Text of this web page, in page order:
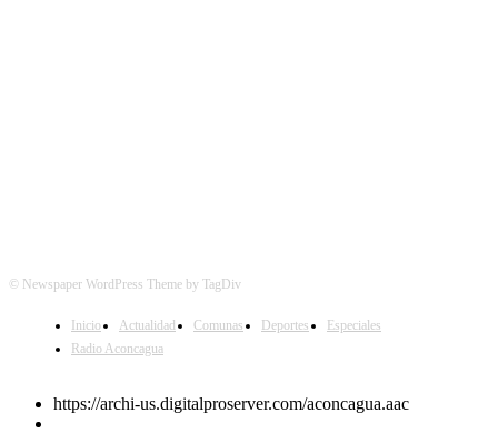
© Newspaper WordPress Theme by TagDiv
Inicio Actualidad Comunas Deportes
Especiales
Radio Aconcagua
https://archi-us.digitalproserver.com/aconcagua.aac